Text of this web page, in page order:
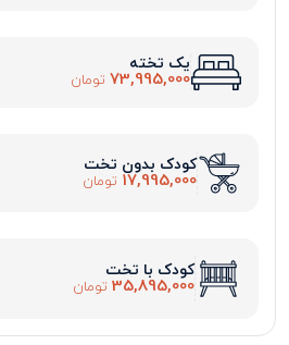
یک تخته
73,995,000 تومان
کودک بدون تخت
17,995,000 تومان
کودک با تخت
35,895,000 تومان